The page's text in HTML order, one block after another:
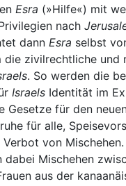
Esra (»Hilfe«) mit
nach
dann Esra selbst
die zivilrechtliche und
. So werden die
Israels Identität im
Gesetze für den
für alle,
von Mischehen.
Mischehen
aus der